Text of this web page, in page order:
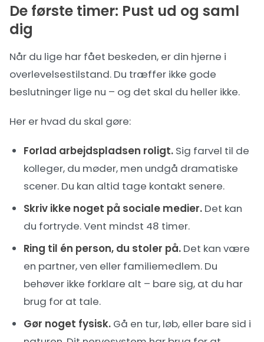
De første timer: Pust ud og saml
dig
Når du lige har fået beskeden, er din hjerne i
overlevelsestilstand. Du træffer ikke gode
beslutninger lige nu – og det skal du heller ikke.
Her er hvad du skal gøre:
Forlad arbejdspladsen roligt. Sig farvel til de
kolleger, du møder, men undgå dramatiske
scener. Du kan altid tage kontakt senere.
Skriv ikke noget på sociale medier. Det kan
du fortryde. Vent mindst 48 timer.
Ring til én person, du stoler på. Det kan være
en partner, ven eller familiemedlem. Du
behøver ikke forklare alt – bare sig, at du har
brug for at tale.
Gør noget fysisk. Gå en tur, løb, eller bare sid i